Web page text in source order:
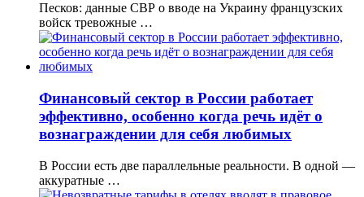
Песков: данные СВР о вводе на Украину французских
войск тревожные …
Финансовый сектор в России работает
эффективно, особенно когда речь идёт о
вознаграждении для себя любимых
В России есть две параллельные реальности. В одной —
аккуратные …